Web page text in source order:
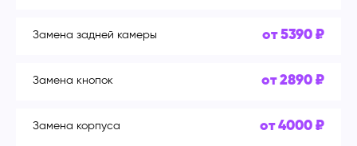
Замена задней камеры от 5390 ₽
Замена кнопок от 2890 ₽
Замена корпуса от 4000 ₽